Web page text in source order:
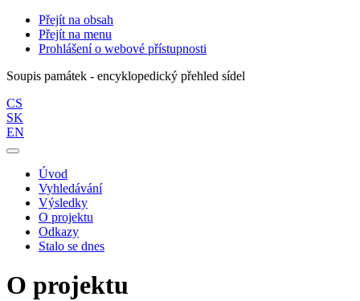
Přejít na obsah
Přejít na menu
Prohlášení o webové přístupnosti
Soupis památek - encyklopedický přehled sídel
CS
SK
EN
Úvod
Vyhledávání
Výsledky
O projektu
Odkazy
Stalo se dnes
O projektu